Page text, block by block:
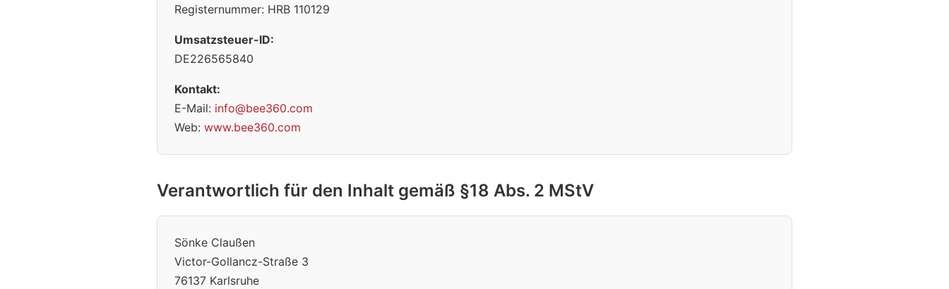
Registernummer: HRB 110129
Umsatzsteuer-ID:
DE226565840
Kontakt:
E-Mail: info@bee360.com
Web: www.bee360.com
Verantwortlich für den Inhalt gemäß §18 Abs. 2 MStV
Sönke Claußen
Victor-Gollancz-Straße 3
76137 Karlsruhe